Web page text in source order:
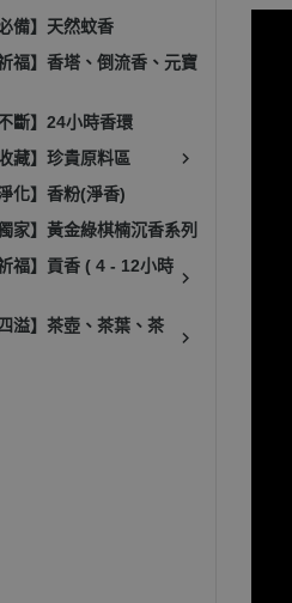
備】天然蚊香
祈福】香塔、倒流香、元寶
斷】24小時香環
藏】珍貴原料區
化】香粉(淨香)
家】黃金綠棋楠沉香系列
祈福】貢香 ( 4 - 12小時
溢】茶壺、茶葉、茶